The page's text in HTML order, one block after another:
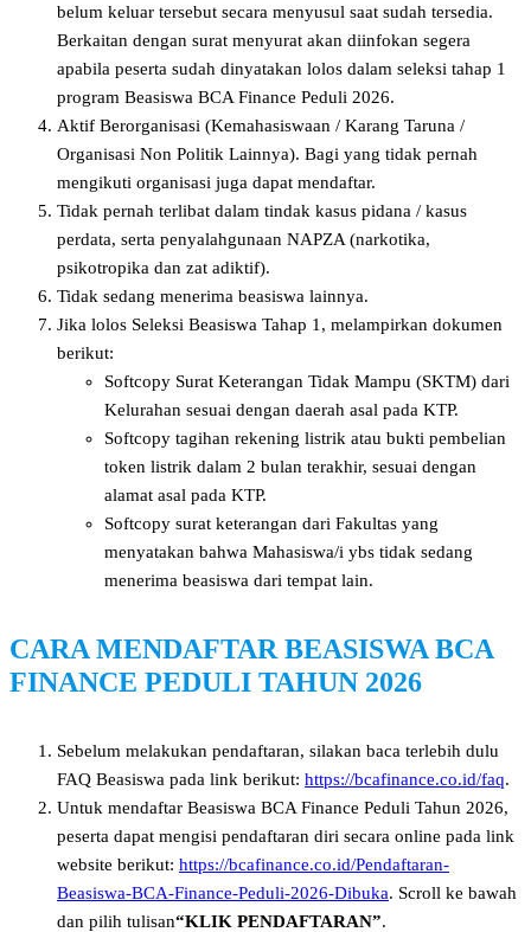
belum keluar tersebut secara menyusul saat sudah tersedia.
Berkaitan dengan surat menyurat akan diinfokan segera
apabila peserta sudah dinyatakan lolos dalam seleksi tahap 1
program Beasiswa BCA Finance Peduli 2026.
Aktif Berorganisasi (Kemahasiswaan / Karang Taruna /
Organisasi Non Politik Lainnya). Bagi yang tidak pernah
mengikuti organisasi juga dapat mendaftar.
Tidak pernah terlibat dalam tindak kasus pidana / kasus
perdata, serta penyalahgunaan NAPZA (narkotika,
psikotropika dan zat adiktif).
Tidak sedang menerima beasiswa lainnya.
Jika lolos Seleksi Beasiswa Tahap 1, melampirkan dokumen
berikut:
Softcopy Surat Keterangan Tidak Mampu (SKTM) dari
Kelurahan sesuai dengan daerah asal pada KTP.
Softcopy tagihan rekening listrik atau bukti pembelian
token listrik dalam 2 bulan terakhir, sesuai dengan
alamat asal pada KTP.
Softcopy surat keterangan dari Fakultas yang
menyatakan bahwa Mahasiswa/i ybs tidak sedang
menerima beasiswa dari tempat lain.
CARA MENDAFTAR BEASISWA BCA
FINANCE PEDULI TAHUN 2026
Sebelum melakukan pendaftaran, silakan baca terlebih dulu
FAQ Beasiswa pada link berikut: https://bcafinance.co.id/faq.
Untuk mendaftar Beasiswa BCA Finance Peduli Tahun 2026,
peserta dapat mengisi pendaftaran diri secara online pada link
website berikut: https://bcafinance.co.id/Pendaftaran-
Beasiswa-BCA-Finance-Peduli-2026-Dibuka. Scroll ke bawah
dan pilih tulisan“KLIK PENDAFTARAN”.